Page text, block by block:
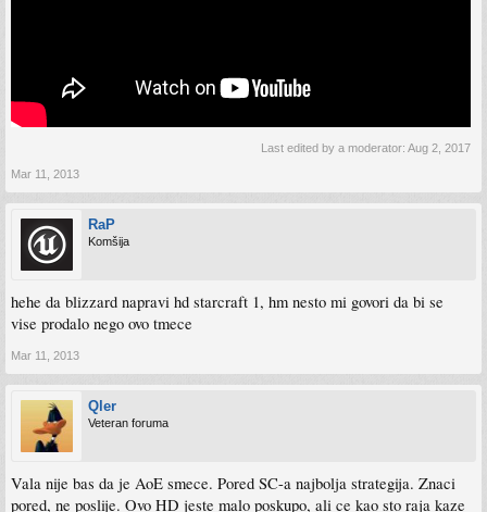
Last edited by a moderator: Aug 2, 2017
Mar 11, 2013
RaP
Komšija
hehe da blizzard napravi hd starcraft 1, hm nesto mi govori da bi se
vise prodalo nego ovo tmece
Mar 11, 2013
Qler
Veteran foruma
Vala nije bas da je AoE smece. Pored SC-a najbolja strategija. Znaci
pored, ne poslije. Ovo HD jeste malo poskupo, ali ce kao sto raja kaze